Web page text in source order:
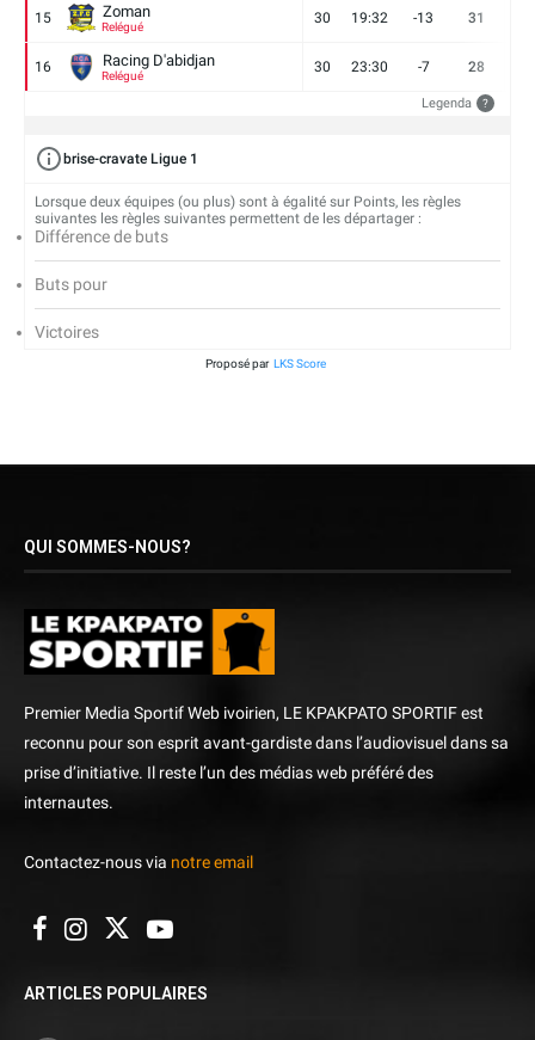
15 Zoman
Relégué
30 19:32 -13 31
16 Racing D'abidjan
Relégué
30 23:30 -7 28
Legenda ?
brise-cravate Ligue 1
Lorsque deux équipes (ou plus) sont à égalité sur Points, les règles
suivantes les règles suivantes permettent de les départager :
Différence de buts
Buts pour
Victoires
Proposé par LKS Score
QUI SOMMES-NOUS?
Premier Media Sportif Web ivoirien, LE KPAKPATO SPORTIF est
reconnu pour son esprit avant-gardiste dans l’audiovisuel dans sa
prise d’initiative. Il reste l’un des médias web préféré des
internautes.
Contactez-nous via notre email
ARTICLES POPULAIRES